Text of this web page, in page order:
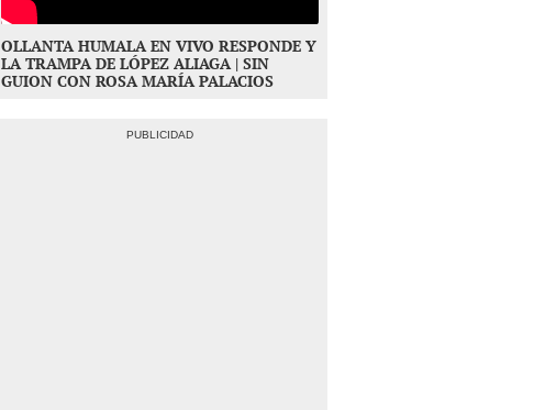
OLLANTA HUMALA EN VIVO RESPONDE Y
LA TRAMPA DE LÓPEZ ALIAGA | SIN
GUION CON ROSA MARÍA PALACIOS